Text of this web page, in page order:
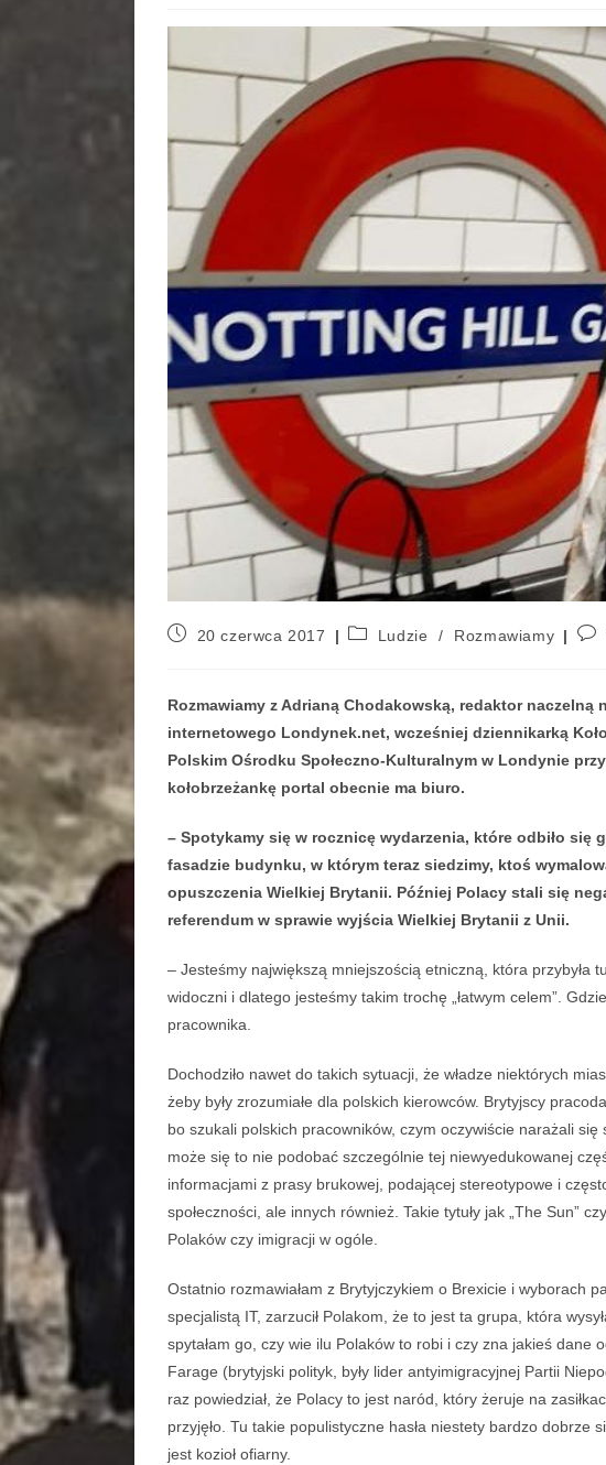
20 czerwca 2017 Ludzie / Rozmawiamy
Rozmawiamy z Adrianą Chodakowską, redaktor
internetowego Londynek.net, wcześniej dziennikarką
Polskim Ośrodku Społeczno-Kulturalnym w Londynie
kołobrzeżankę portal obecnie ma biuro.
– Spotykamy się w rocznicę wydarzenia, które odbiło się
fasadzie budynku, w którym teraz siedzimy, ktoś
opuszczenia Wielkiej Brytanii. Później Polacy stali się
referendum w sprawie wyjścia Wielkiej Brytanii z Unii.
– Jesteśmy największą mniejszością etniczną, która przybyła
widoczni i dlatego jesteśmy takim trochę „łatwym celem”.
pracownika.
Dochodziło nawet do takich sytuacji, że władze niektórych
żeby były zrozumiałe dla polskich kierowców. Brytyjscy
bo szukali polskich pracowników, czym oczywiście narażali
może się to nie podobać szczególnie tej niewyedukowanej
informacjami z prasy brukowej, podającej stereotypowe i
społeczności, ale innych również. Takie tytuły jak „The Sun”
Polaków czy imigracji w ogóle.
Ostatnio rozmawiałam z Brytyjczykiem o Brexicie i wyborach
specjalistą IT, zarzucił Polakom, że to jest ta grupa, która
spytałam go, czy wie ilu Polaków to robi i czy zna jakieś dane
Farage (brytyjski polityk, były lider antyimigracyjnej Partii
raz powiedział, że Polacy to jest naród, który żeruje na
przyjęło. Tu takie populistyczne hasła niestety bardzo
jest kozioł ofiarny.